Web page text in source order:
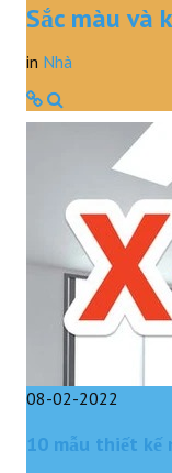
Sắc màu và
in Nhà
08-02-2022
10 mẫu thiết